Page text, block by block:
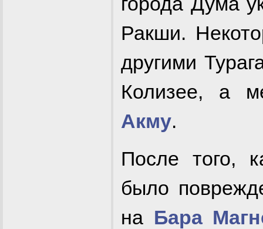
Ракши.
другими
Колизее, а
Акму.
После того,
было
на Бара